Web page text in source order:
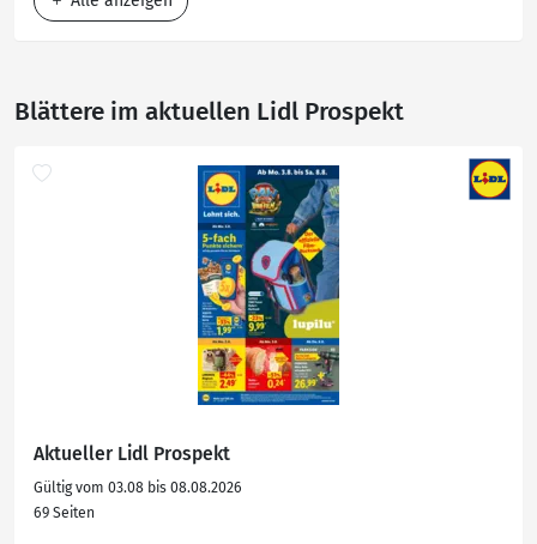
Blättere im aktuellen Lidl Prospekt
Aktueller Lidl Prospekt
Gültig vom 03.08 bis 08.08.2026
69 Seiten